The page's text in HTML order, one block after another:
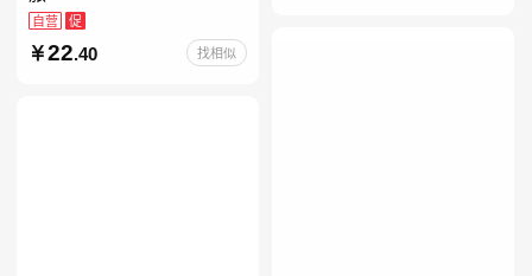
自营 促
22.40 找相似